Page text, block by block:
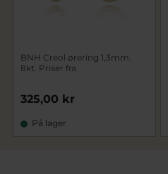
BNH Creol ørering 1,3mm.
8kt. Priser fra
325,00 kr
På lager